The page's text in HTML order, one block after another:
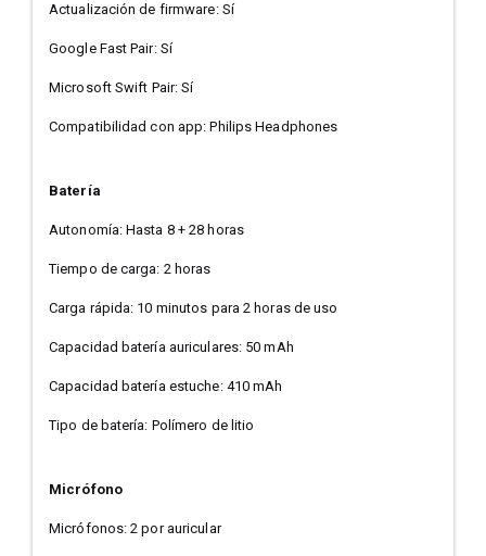
Actualización de firmware: Sí
Google Fast Pair: Sí
Microsoft Swift Pair: Sí
Compatibilidad con app: Philips Headphones
Batería
Autonomía: Hasta 8 + 28 horas
Tiempo de carga: 2 horas
Carga rápida: 10 minutos para 2 horas de uso
Capacidad batería auriculares: 50 mAh
Capacidad batería estuche: 410 mAh
Tipo de batería: Polímero de litio
Micrófono
Micrófonos: 2 por auricular